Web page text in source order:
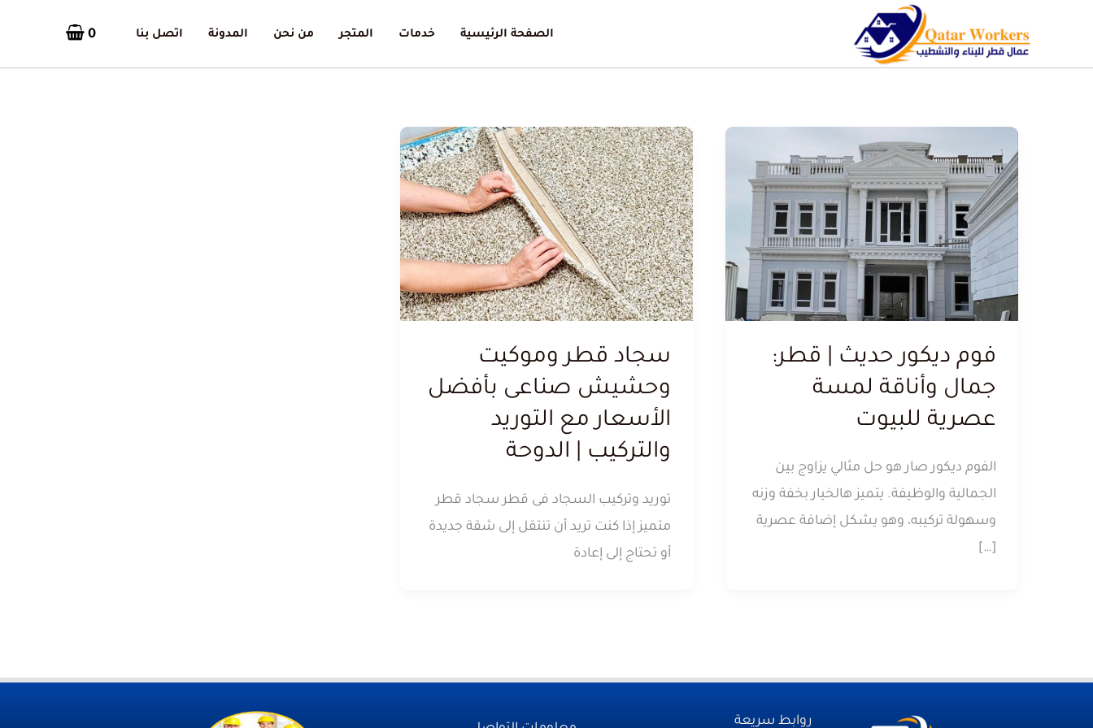
الصفحة الرئيسية خدمات المتجر من نحن المدونة اتصل بنا 0
فوم ديكور حديث | قطر:
جمال وأناقة لمسة
عصرية للبيوت
الفوم ديكور صار هو حل مثالي يزاوج بين
الجمالية والوظيفة. يتميز هالخيار بخفة وزنه
وسهولة تركيبه، وهو يشكل إضافة عصرية
[…]
سجاد قطر وموكيت
وحشيش صناعى بأفضل
الأسعار مع التوريد
والتركيب | الدوحة
توريد وتركيب السجاد فى قطر سجاد قطر
متميز إذا كنت تريد أن تنتقل إلى شقة جديدة
أو تحتاج إلى إعادة
روابط سريعة